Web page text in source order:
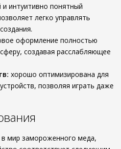
и интуитивно понятный
легко управлять
оформление полностью
создавая расслабляющее
хорошо оптимизирована для
позволяя играть даже
в мир замороженного меда,